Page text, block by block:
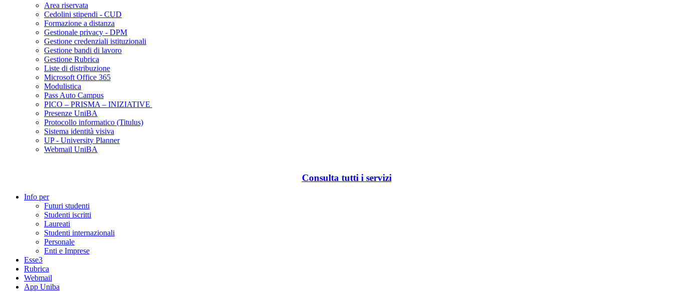
Area riservata
Cedolini stipendi - CUD
Formazione a distanza
Gestionale privacy - DPM
Gestione credenziali istituzionali
Gestione bandi di lavoro
Gestione Rubrica
Liste di distribuzione
Microsoft Office 365
Modulistica
Pass Auto Campus
PICO – PRISMA – INIZIATIVE
Presenze UniBA
Protocollo informatico (Titulus)
Sistema identità visiva
UP - University Planner
Webmail UniBA
Consulta tutti i servizi
Info per
Futuri studenti
Studenti iscritti
Laureati
Studenti internazionali
Personale
Enti e Imprese
Esse3
Rubrica
Webmail
App Uniba